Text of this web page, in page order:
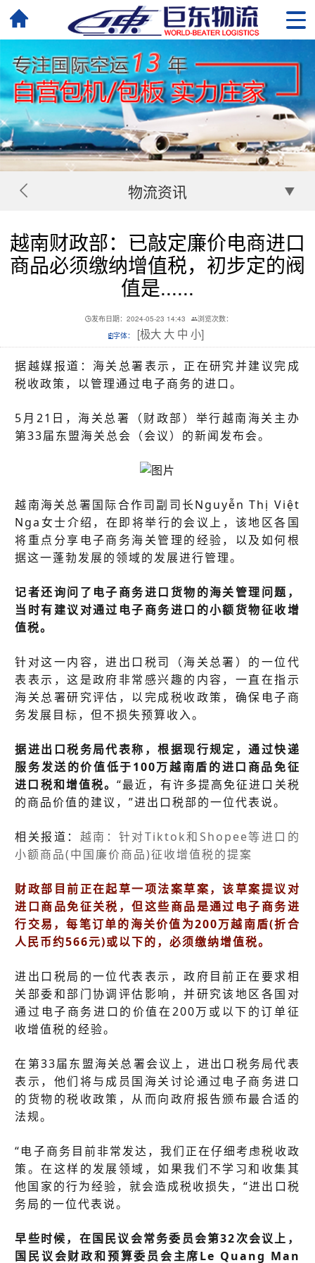
物流资讯
越南财政部：已敲定廉价电商进口
商品必须缴纳增值税，初步定的阀
值是......
发布日期：2024-05-23 14:43
浏览次数：
字体：
[极大 大 中 小]
据越媒报道：海关总署表示，正在研究并建议完成
税收政策，以管理通过电子商务的进口。
5月21日，海关总署（财政部）举行越南海关主办
第33届东盟海关总会（会议）的新闻发布会。
越南海关总署国际合作司副司长Nguyễn Thị Việt
Nga女士介绍，在即将举行的会议上，该地区各国
将重点分享电子商务海关管理的经验，以及如何根
据这一蓬勃发展的领域的发展进行管理。
记者还询问了电子商务进口货物的海关管理问题，
当时有建议对通过电子商务进口的小额货物征收增
值税。
针对这一内容，进出口税司（海关总署）的一位代
表表示，这是政府非常感兴趣的内容，一直在指示
海关总署研究评估，以完成税收政策，确保电子商
务发展目标，但不损失预算收入。
据进出口税务局代表称，根据现行规定，通过快递
服务发送的价值低于100万越南盾的进口商品免征
进口税和增值税。 “最近，有许多提高免征进口关税
的商品价值的建议，”进出口税部的一位代表说。
相关报道： 越南：针对Tiktok和Shopee等进口的
小额商品(中国廉价商品)征收增值税的提案
财政部目前正在起草一项法案草案，该草案提议对
进口商品免征关税，但这些商品是通过电子商务进
行交易，每笔订单的海关价值为200万越南盾(折合
人民币约566元)或以下的，必须缴纳增值税。
进出口税局的一位代表表示，政府目前正在要求相
关部委和部门协调评估影响，并研究该地区各国对
通过电子商务进口的价值在200万或以下的订单征
收增值税的经验。
在第33届东盟海关总署会议上，进出口税务局代表
表示，他们将与成员国海关讨论通过电子商务进口
的货物的税收政策，从而向政府报告颁布最合适的
法规。
“电子商务目前非常发达，我们正在仔细考虑税收政
策。在这样的发展领域，如果我们不学习和收集其
他国家的行为经验，就会造成税收损失，“进出口税
务局的一位代表说。
早些时候，在国民议会常务委员会第32次会议上，
国民议会财政和预算委员会主席Le Quang Man